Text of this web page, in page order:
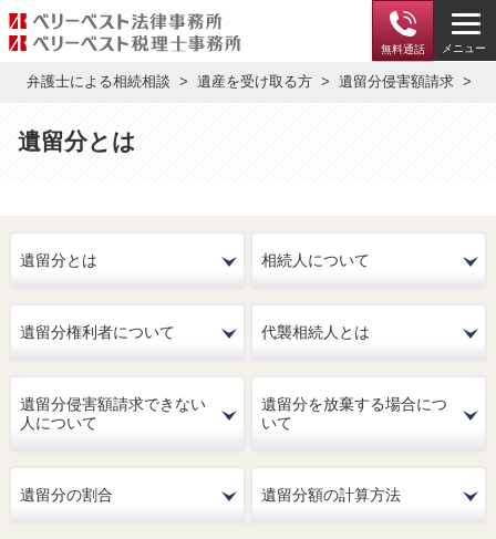
無料通話 メニュー
弁護士による相続相談 遺産を受け取る方 遺留分侵害額請求
遺留分とは
遺留分とは 相続人について
遺留分権利者について 代襲相続人とは
遺留分侵害額請求できない
人について
遺留分を放棄する場合につ
いて
遺留分の割合 遺留分額の計算方法